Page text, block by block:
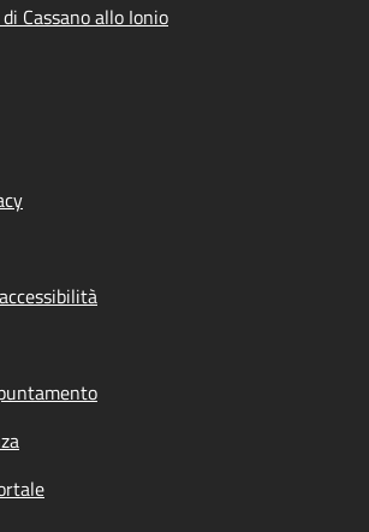
Cassano allo Ionio